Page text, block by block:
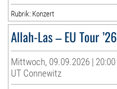
Rubrik: Konzert
Allah-Las – EU Tour ’26
Mittwoch, 09.09.2026 |
UT Connewitz